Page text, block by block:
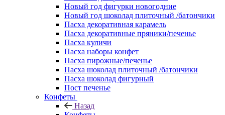
Новый год фигурки новогодние
Новый год шоколад плиточный /батончики
Пасха декоративная карамель
Пасха декоративные пряники/печенье
Пасха куличи
Пасха наборы конфет
Пасха пирожные/печенье
Пасха шоколад плиточный /батончики
Пасха шоколад фигурный
Пост печенье
Конфеты
Назад